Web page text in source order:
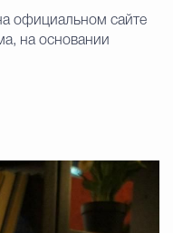
официальном сайте
на основании